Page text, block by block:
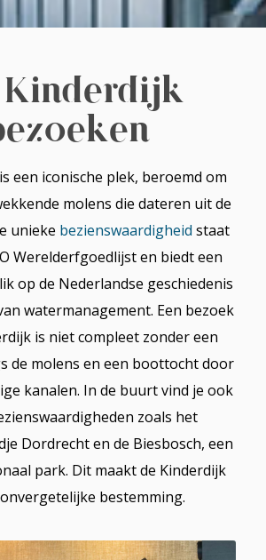
Kinderdijk
een iconische plek, beroemd om
molens die dateren uit de
unieke bezienswaardigheid staat
Werelderfgoedlijst en biedt een
op de Nederlandse geschiedenis
watermanagement. Een bezoek
is niet compleet zonder een
de molens en een boottocht door
kanalen. In de buurt vind je ook
zoals het
Dordrecht en de Biesbosch, een
park. Dit maakt de Kinderdijk
bestemming.